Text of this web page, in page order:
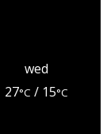
wed
27°C / 15°C